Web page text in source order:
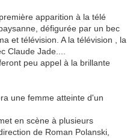
apparition à la télé
défigurée par un bec
et télévision. A la télévision , la
Claude Jade....
peu appel à la brillante
une femme atteinte d'un
en scène à plusieurs
de Roman Polanski,